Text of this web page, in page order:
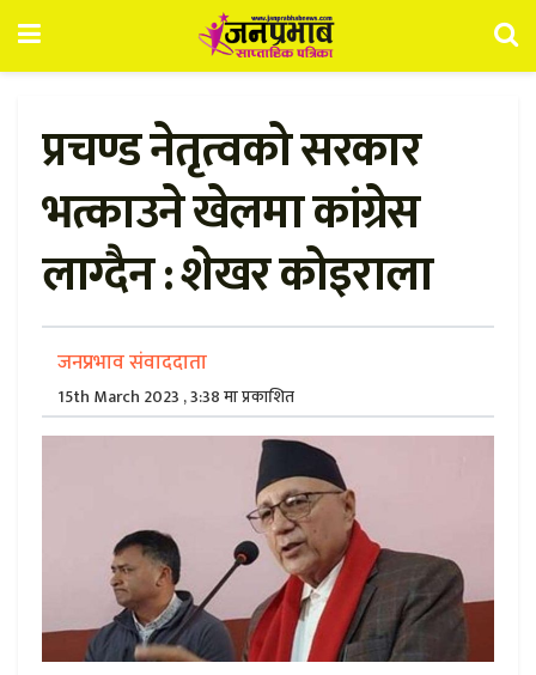
प्रचण्ड नेतृत्वको सरकार
भत्काउने खेलमा कांग्रेस
लाग्दैन : शेखर कोइराला
जनप्रभाव संवाददाता
15th March 2023 , 3:38 मा प्रकाशित